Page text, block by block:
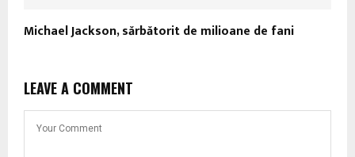
Michael Jackson, sărbătorit de milioane de fani
LEAVE A COMMENT